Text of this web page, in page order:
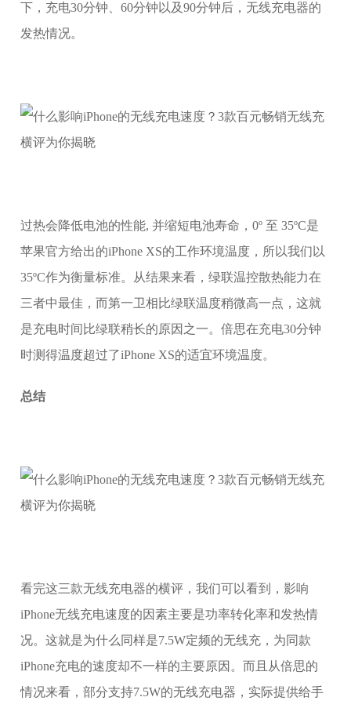
下，充电30分钟、60分钟以及90分钟后，无线充电器的
发热情况。
过热会降低电池的性能, 并缩短电池寿命，0º 至 35ºC是
苹果官方给出的iPhone XS的工作环境温度，所以我们以
35ºC作为衡量标准。从结果来看，绿联温控散热能力在
三者中最佳，而第一卫相比绿联温度稍微高一点，这就
是充电时间比绿联稍长的原因之一。倍思在充电30分钟
时测得温度超过了iPhone XS的适宜环境温度。
总结
看完这三款无线充电器的横评，我们可以看到，影响
iPhone无线充电速度的因素主要是功率转化率和发热情
况。这就是为什么同样是7.5W定频的无线充，为同款
iPhone充电的速度却不一样的主要原因。而且从倍思的
情况来看，部分支持7.5W的无线充电器，实际提供给手